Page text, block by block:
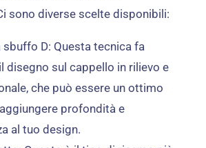
sono diverse scelte disponibili:
sbuffo D: Questa tecnica fa
disegno sul cappello in rilievo e
che può essere un ottimo
profondità e
al tuo design.